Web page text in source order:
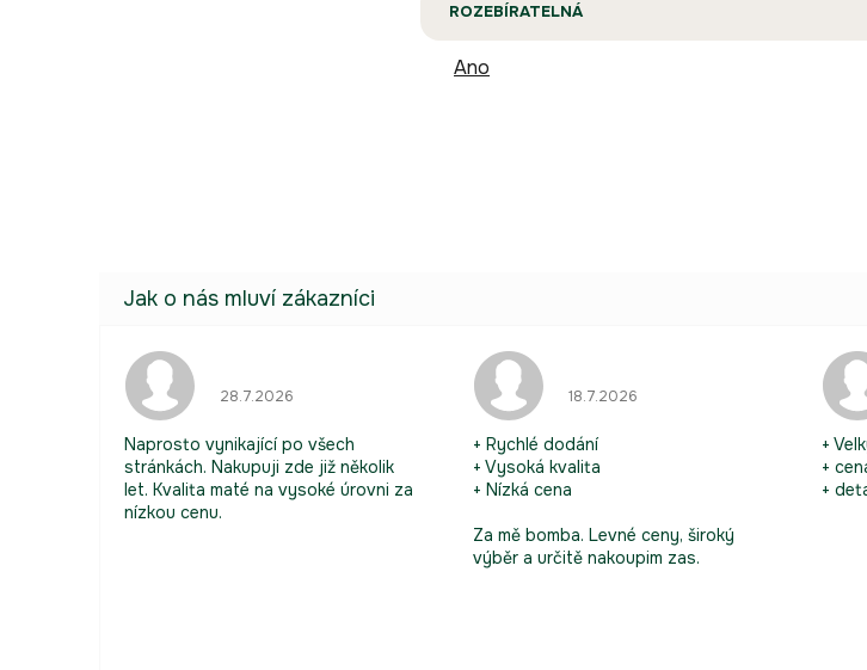
ROZEBÍRATELNÁ
Ano
Hodnocení obchodu je 5 z 5 hvězdiček.
28.7.2026
Naprosto vynikající po všech
stránkách. Nakupuji zde již několik
let. Kvalita maté na vysoké úrovni za
nízkou cenu.
Hodnocení obchodu je 5 z 5
18.7.2026
+ Rychlé dodání
+ Vysoká kvalita
+ Nízká cena
Za mě bomba. Levné ceny, široký
výběr a určitě nakoupim zas.
+
+
+